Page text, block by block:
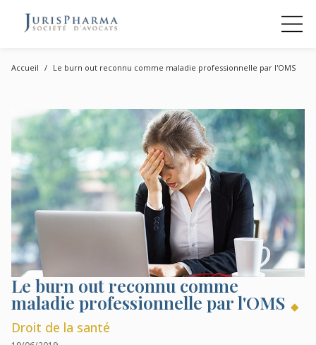
Accueil Le burn out reconnu comme maladie professionnelle par l'OMS
Le burn out reconnu comme
maladie professionnelle par l'OMS
Droit de la santé